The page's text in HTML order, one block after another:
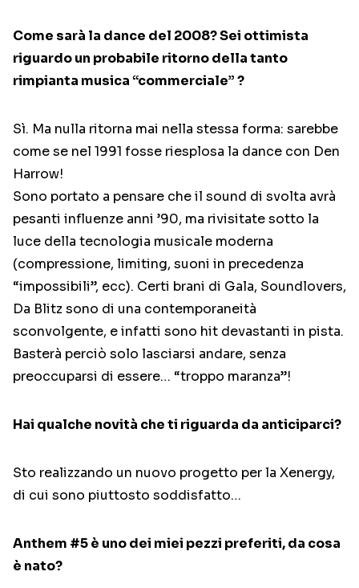
Come sarà la dance del 2008? Sei ottimista
riguardo un probabile ritorno della tanto
rimpianta musica “commerciale” ?
Sì. Ma nulla ritorna mai nella stessa forma: sarebbe
come se nel 1991 fosse riesplosa la dance con Den
Harrow!
Sono portato a pensare che il sound di svolta avrà
pesanti influenze anni ’90, ma rivisitate sotto la
luce della tecnologia musicale moderna
(compressione, limiting, suoni in precedenza
“impossibili”, ecc). Certi brani di Gala, Soundlovers,
Da Blitz sono di una contemporaneità
sconvolgente, e infatti sono hit devastanti in pista.
Basterà perciò solo lasciarsi andare, senza
preoccuparsi di essere… “troppo maranza”!
Hai qualche novità che ti riguarda da anticiparci?
Sto realizzando un nuovo progetto per la Xenergy,
di cui sono piuttosto soddisfatto…
Anthem #5 è uno dei miei pezzi preferiti, da cosa
è nato?